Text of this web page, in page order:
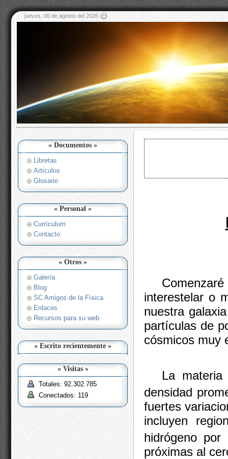
jueves, 06 de agosto del 2026
« Documentos »
Libretas
Artículos
Glosario
« Personal »
Currículum
Contacto
« Otros »
Galería
Blog
SC Amigos de la Física
Enlaces
Recursos para su web
« Escrito recientemente »
« Visitas »
Totales: 92.302.785
Conectados: 119
interestelar o
nuestra
partículas de
cósmicos muy
La
densidad
fuertes
incluyen
hidrógeno por
próximas al